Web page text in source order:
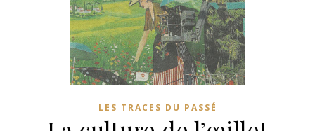
LES TRACES DU PASSÉ